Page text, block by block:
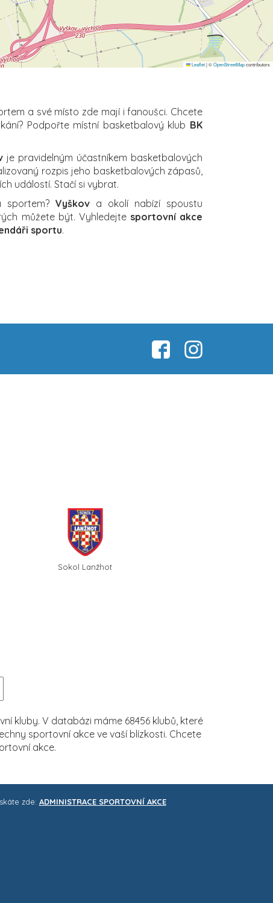
Leaflet|©OpenStreetMapcontributors
a své místo zde mají i fanoušci. Chcete
Podpořte místní basketbalový klub BK
je pravidelným účastníkem basketbalových
rozpis jeho basketbalových zápasů,
událostí. Stačí si vybrat.
sportem? Vyškov a okolí nabízí spoustu
můžete být. Vyhledejte sportovní akce
sportu.
Sokol Lanžhot
kluby. V databázi máme 68456 klubů, které
sportovní akce ve vaší blízkosti. Chcete
akce.
zde: ADMINISTRACE SPORTOVNÍ AKCE